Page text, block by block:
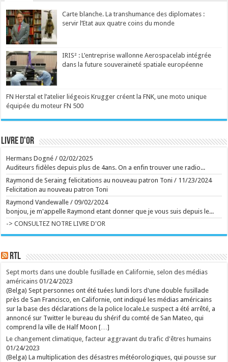
"Legend" et son animateur Guillaume Pley malmenés
Phénomène médiatique fulgurant né en 2023, le
premier podcast de France pèse aujourd'hui
70 millions d'euros. C'est aussi une histoire belge à
plus d'un titre. Une success-story qui fait l'objet de
nombreuses critiques en ce moment. ...
Ecrit le 07/08 19:56
Des collaborations avec Madonna, Blur, U2 ou
Britney Spears: William Orbit est mort
Le producteur britannique multirécompensé William
Orbit, notamment connu pour son travail sur l'album
décédé à l'âge de 69 ans, ont annoncé ses proches
vendredi. ...
campée, tourne toutefois en rond, à l'image de ses
matous virils, grivois et désoeuvrés. ...
Et sur la route de Reims, Bartoli sort du gâteau
Capuano et Kosky signent un Rossini brillamment
délirant ...
Ecrit le 07/08 13:01
Retour aux sources de l'Art brut, à Lausanne, avec
de grands artistes venus des marges
La collection de l'Art brut, créée par Dubuffet, fête
inspirante fondation Jan Michalski. ...
V2 Scriptrss
Carte blanche. La transhumance des diplomates :
servir l’Etat aux quatre coins du monde
IRIS² : L’entreprise wallonne Aerospacelab intégrée
dans la future souveraineté spatiale européenne
FN Herstal et l’atelier liégeois Krugger créent la FNK, une moto unique
équipée du moteur FN 500
Livre d'or
Hermans Dogné /02/02/2025
Auditeurs fidèles depuis plus de 4ans. On a enfin trouver une radio...
Raymond de Seraing felicitations au nouveau patron Toni / 11/23/2024
Felicitation au nouveau patron Toni
Raymond Vandewalle /09/02/2024
bonjou, je m'appelle Raymond etant donner que je vous suis depuis le...
-> CONSULTEZ NOTRE LIVRE D'OR
RTL
Sept morts dans une double fusillade en Californie, selon des médias
américains 01/24/2023
(Belga) Sept personnes ont été tuées lundi lors d'une double fusillade
près de San Francisco, en Californie, ont indiqué les médias américains
sur la base des déclarations de la police locale.Le suspect a été arrêté, a
annoncé sur Twitter le bureau du shérif du comté de San Mateo, qui
comprend la ville de Half Moon […]
Le changement climatique, facteur aggravant du trafic d'êtres humains
01/24/2023
(Belga) La multiplication des désastres météorologiques, qui pousse sur